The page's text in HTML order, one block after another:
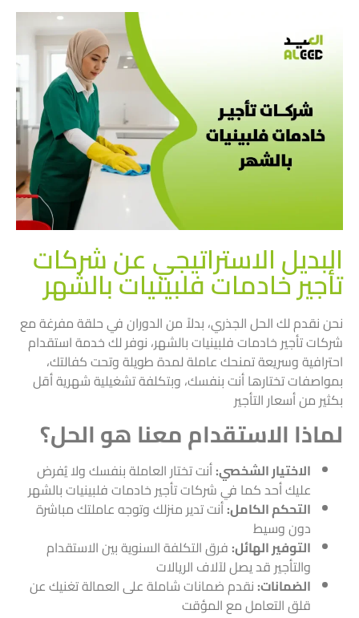
البديل الاستراتيجي عن شركات
تأجير خادمات فلبينيات بالشهر
نحن نقدم لك الحل الجذري، بدلاً من الدوران في حلقة مفرغة مع
شركات تأجير خادمات فلبينيات بالشهر، نوفر لك خدمة استقدام
احترافية وسريعة تمنحك عاملة لمدة طويلة وتحت كفالتك،
بمواصفات تختارها أنت بنفسك، وبتكلفة تشغيلية شهرية أقل
بكثير من أسعار التأجير
لماذا الاستقدام معنا هو الحل؟
الاختيار الشخصي:أنت تختار العاملة بنفسك ولا يُفرض
عليك أحد كما في شركات تأجير خادمات فلبينيات بالشهر
التحكم الكامل:أنت تدير منزلك وتوجه عاملتك مباشرة
دون وسيط
التوفير الهائل:فرق التكلفة السنوية بين الاستقدام
والتأجير قد يصل لآلاف الريالات
الضمانات:نقدم ضمانات شاملة على العمالة تغنيك عن
قلق التعامل مع المؤقت